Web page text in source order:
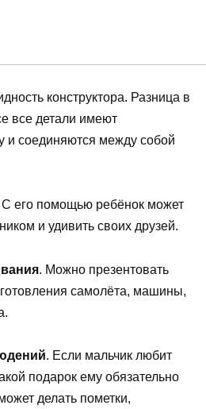
конструктора. Разница в
все детали имеют
и соединяются между собой
С его помощью ребёнок может
и удивить своих друзей.
. Можно презентовать
самолёта, машины,
. Если мальчик любит
подарок ему обязательно
делать пометки,